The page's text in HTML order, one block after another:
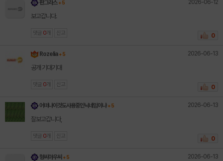
판그라스 + 5 2026-06-12
보고갑니다.
댓글 0 개 신고 0
Rozelia + 5 2026-06-13
공개 기대기대
댓글 0 개 신고 0
어떠냐이것도사용중인닉네임이냐 + 5 2026-06-13
잘보고갑니다,
댓글 0 개 신고 0
형씨아우씨 + 5 2026-06-13